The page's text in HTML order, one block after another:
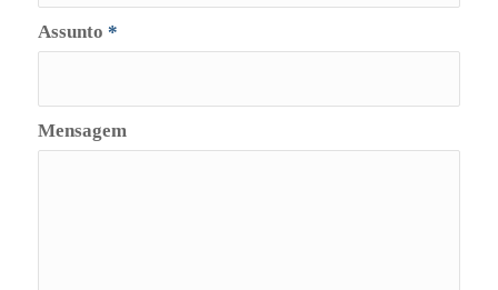
Assunto *
Mensagem